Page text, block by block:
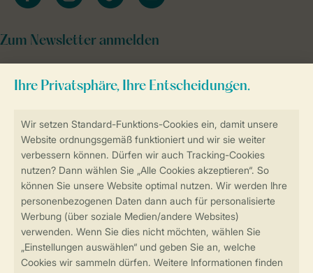
Sicherstellung Deiner Privatsphäre
Sicher und schnell zur Online-Buchung
Sichere Datenübertragung
Sicheres Bezahlen
Zum Newsletter anmelden